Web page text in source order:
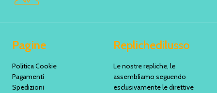
Pagine
Politica Cookie
Pagamenti
Spedizioni
Replichedilusso
Le nostre repliche, le
assembliamo seguendo
esclusivamente le direttive